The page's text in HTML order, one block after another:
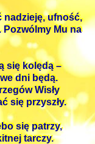
nadzieję, ufność,
Pozwólmy Mu na
się kolędą –
dni będą.
Wisły
się przyszły.
się patrzy,
tarczy.